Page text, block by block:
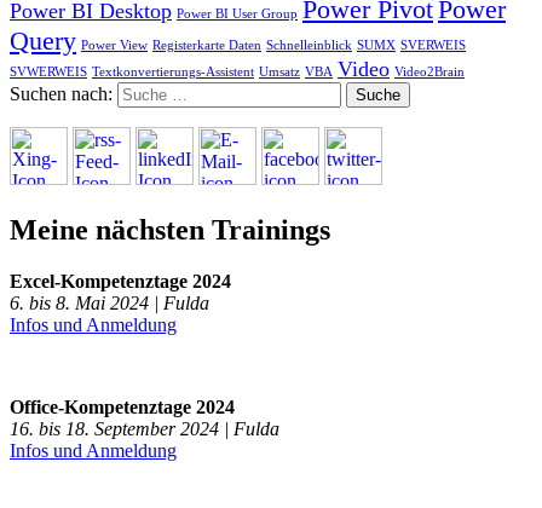
Power BI Desktop Power BI User Group Power PivotPower
Query Power View Registerkarte Daten Schnelleinblick SUMX SVERWEIS
SVWERWEIS Textkonvertierungs-Assistent Umsatz VBA Video Video2Brain
Suchen nach:
Meine nächsten Trainings
Excel-Kompetenztage 2024
6. bis 8. Mai 2024 | Fulda
Infos und Anmeldung
Office-Kompetenztage 2024
16. bis 18. September 2024 | Fulda
Infos und Anmeldung